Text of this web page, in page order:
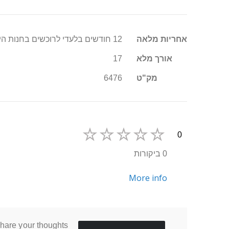
מידע
אחריות מלאה 12 חודשים בלעדי לרוכשים בחנות היבואן סופר טויס
אורך מלא 17
מק"ט 6476
0
0 ביקורות
More info
your thoughts